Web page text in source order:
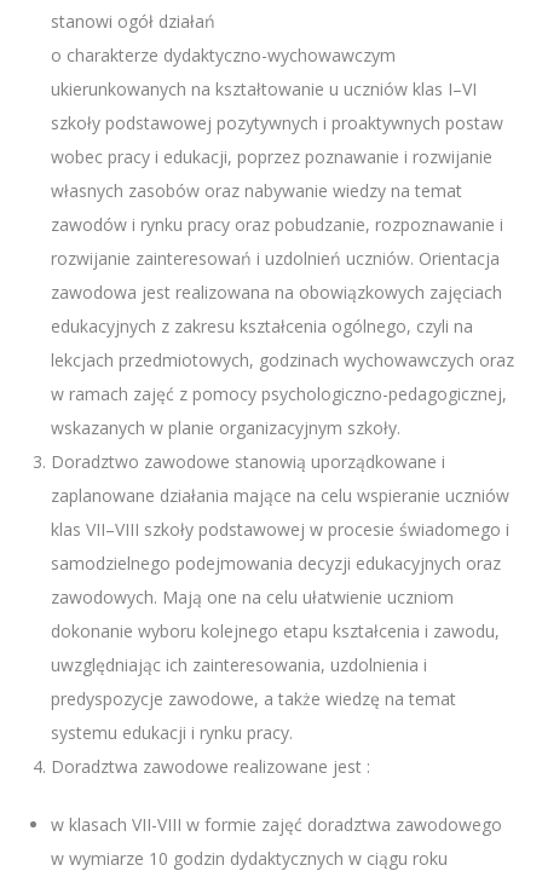
stanowi ogół działań
o charakterze dydaktyczno-wychowawczym
ukierunkowanych na kształtowanie u uczniów klas I–VI
szkoły podstawowej pozytywnych i proaktywnych postaw
wobec pracy i edukacji, poprzez poznawanie i rozwijanie
własnych zasobów oraz nabywanie wiedzy na temat
zawodów i rynku pracy oraz pobudzanie, rozpoznawanie i
rozwijanie zainteresowań i uzdolnień uczniów. Orientacja
zawodowa jest realizowana na obowiązkowych zajęciach
edukacyjnych z zakresu kształcenia ogólnego, czyli na
lekcjach przedmiotowych, godzinach wychowawczych oraz
w ramach zajęć z pomocy psychologiczno-pedagogicznej,
wskazanych w planie organizacyjnym szkoły.
Doradztwo zawodowe stanowią uporządkowane i
zaplanowane działania mające na celu wspieranie uczniów
klas VII–VIII szkoły podstawowej w procesie świadomego i
samodzielnego podejmowania decyzji edukacyjnych oraz
zawodowych. Mają one na celu ułatwienie uczniom
dokonanie wyboru kolejnego etapu kształcenia i zawodu,
uwzględniając ich zainteresowania, uzdolnienia i
predyspozycje zawodowe, a także wiedzę na temat
systemu edukacji i rynku pracy.
Doradztwa zawodowe realizowane jest :
w klasach VII-VIII w formie zajęć doradztwa zawodowego
w wymiarze 10 godzin dydaktycznych w ciągu roku